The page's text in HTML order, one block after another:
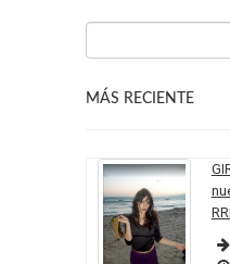
MÁS RECIENTE